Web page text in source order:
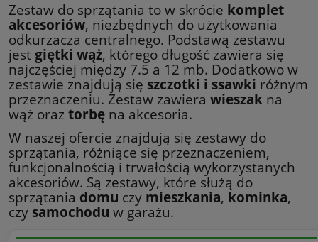
Zestaw do sprzątania to w skrócie komplet
akcesoriów, niezbędnych do użytkowania
odkurzacza centralnego. Podstawą zestawu
jest giętki wąż, którego długość zawiera się
najczęściej między 7.5 a 12 mb. Dodatkowo w
zestawie znajdują się szczotki i ssawki różnym
przeznaczeniu. Zestaw zawiera wieszak na
wąż oraz torbę na akcesoria.
W naszej ofercie znajdują się zestawy do
sprzątania, różniące się przeznaczeniem,
funkcjonalnością i trwałością wykorzystanych
akcesoriów. Są zestawy, które służą do
sprzątania domu czy mieszkania, kominka,
czy samochodu w garażu.